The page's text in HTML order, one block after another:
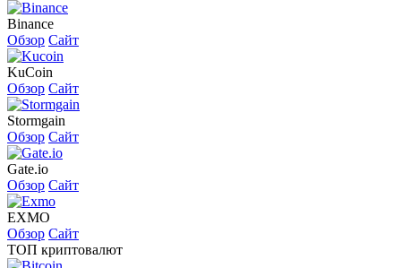
Binance
Обзор Сайт
KuCoin
Обзор Сайт
Stormgain
Обзор Сайт
Gate.io
Обзор Сайт
EXMO
Обзор Сайт
ТОП криптовалют